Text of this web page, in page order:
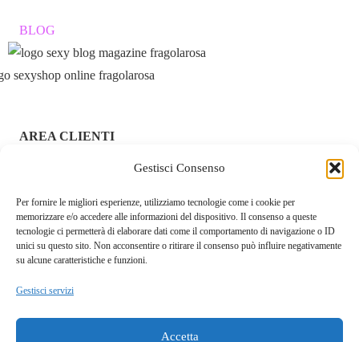
Gestisci Consenso
Per fornire le migliori esperienze, utilizziamo tecnologie come i cookie per
memorizzare e/o accedere alle informazioni del dispositivo. Il consenso a queste
tecnologie ci permetterà di elaborare dati come il comportamento di navigazione o ID
unici su questo sito. Non acconsentire o ritirare il consenso può influire negativamente
su alcune caratteristiche e funzioni.
Gestisci servizi
Accetta
BLOG
AREA CLIENTI
ACCEDI / REGISTRATI
CHI SIAMO – FRAGOLAROSA | SEXY SHOP ONLINE
ITALIANO SICURO E DISCRETO
RESI E RIMBORSI
COOKIE POLICY